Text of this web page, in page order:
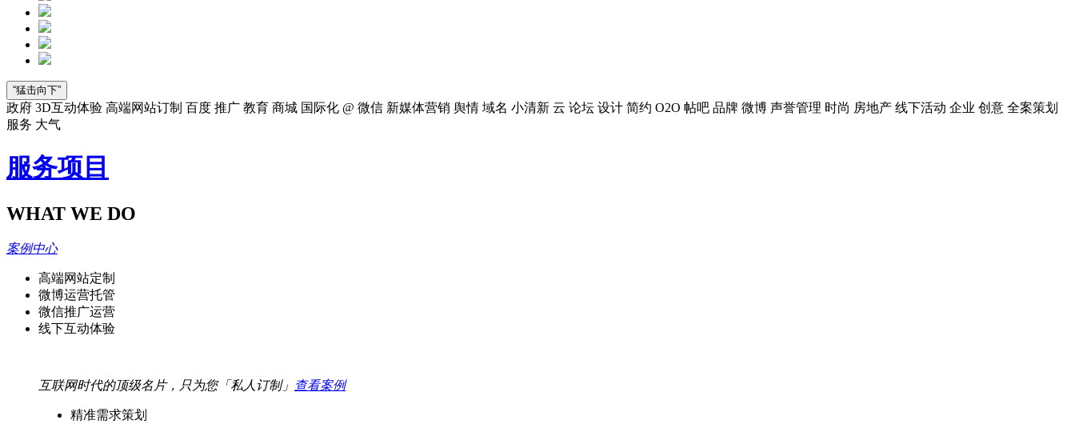
“猛击向下”
政府 3D互动体验 高端网站订制 百度 推广 教育 商城 国际化 @ 微信 新媒体营销 舆情 域名 小清新 云 论坛 设计 简约 O2O 帖吧 品牌 微博 声誉管理 时尚 房地产 线下活动 企业 创意 全案策划
服务 大气
服务项目
WHAT WE DO
案例中心
高端网站定制
微博运营托管
微信推广运营
线下互动体验
互联网时代的顶级名片，只为您「私人订制」 查看案例
精准需求策划